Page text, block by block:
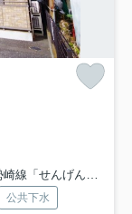
せんげん台」駅 徒歩16分
公共下水